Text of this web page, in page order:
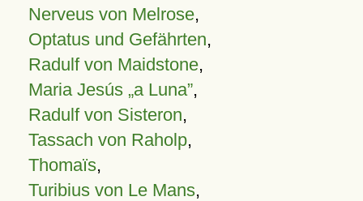
Nerveus von Melrose,
Optatus und Gefährten,
Radulf von Maidstone,
Maria Jesús „a Luna”,
Radulf von Sisteron,
Tassach von Raholp,
Thomaïs,
Turibius von Le Mans,